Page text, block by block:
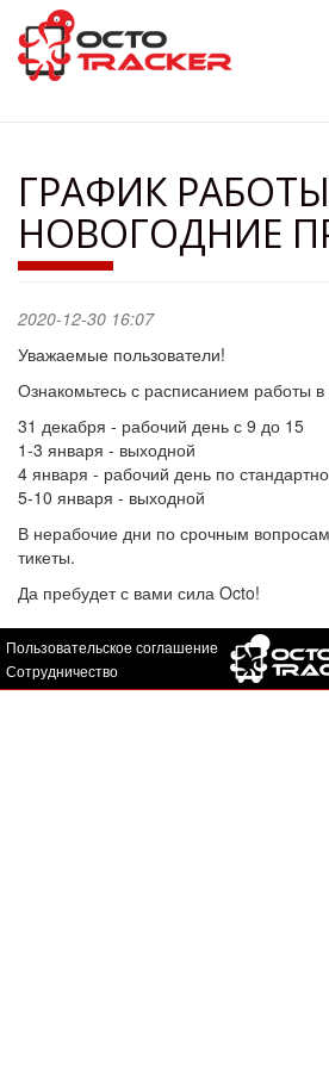
Перейти
основному
содержанию
ГРАФИК
НОВОГОДНИЕ
2020-12-30 16:07
Уважаемые пользователи!
Ознакомьтесь с расписанием работы
31 декабря - рабочий день с 9 до 15
1-3 января - выходной
4 января - рабочий день по
5-10 января - выходной
В нерабочие дни по срочным
тикеты.
Да пребудет с вами сила Octo!
Пользовательское соглашение
Сотрудничество